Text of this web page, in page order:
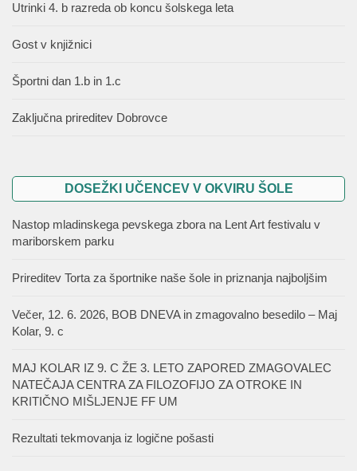
Utrinki 4. b razreda ob koncu šolskega leta
Gost v knjižnici
Športni dan 1.b in 1.c
Zaključna prireditev Dobrovce
DOSEŽKI UČENCEV V OKVIRU ŠOLE
Nastop mladinskega pevskega zbora na Lent Art festivalu v
mariborskem parku
Prireditev Torta za športnike naše šole in priznanja najboljšim
Večer, 12. 6. 2026, BOB DNEVA in zmagovalno besedilo – Maj
Kolar, 9. c
MAJ KOLAR IZ 9. C ŽE 3. LETO ZAPORED ZMAGOVALEC
NATEČAJA CENTRA ZA FILOZOFIJO ZA OTROKE IN
KRITIČNO MIŠLJENJE FF UM
Rezultati tekmovanja iz logične pošasti